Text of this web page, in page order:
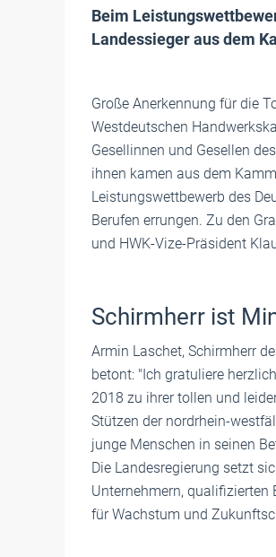
Beim
Landessieger aus dem
Große Anerkennung für die
Westdeutschen
Gesellinnen und Gesellen
ihnen kamen aus dem
Leistungswettbewerb des
Berufen errungen. Zu den
und HWK-Vize-Präsident
Schirmherr ist
Armin Laschet, Schirmherr
betont: "Ich gratuliere
2018 zu ihrer tollen und
Stützen der nordrhein-
junge Menschen in seinen
Die Landesregierung setzt
Unternehmern, qualifizierten
für Wachstum und